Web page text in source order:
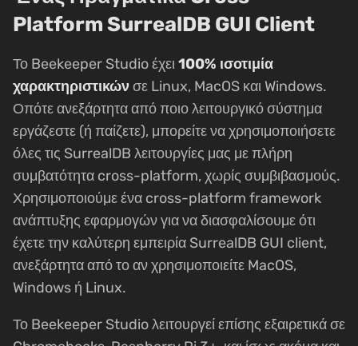
Platform SurrealDB GUI Client
Το Beekeeper Studio έχει100% ισοτιμία
χαρακτηριστικώνσε Linux, MacOS και Windows.
Οπότε ανεξάρτητα από ποιο λειτουργικό σύστημα
εργάζεστε (ή παίζετε), μπορείτε να χρησιμοποιήσετε
όλες τις SurrealDB λειτουργίες μας με πλήρη
συμβατότητα cross-platform, χωρίς συμβιβασμούς.
Χρησιμοποιούμε ένα cross-platform framework
ανάπτυξης εφαρμογών για να διασφαλίσουμε ότι
έχετε την καλύτερη εμπειρία SurrealDB GUI client,
ανεξάρτητα από το αν χρησιμοποιείτε MacOS,
Windows ή Linux.
Το Beekeeper Studio λειτουργεί επίσης εξαιρετικά σε